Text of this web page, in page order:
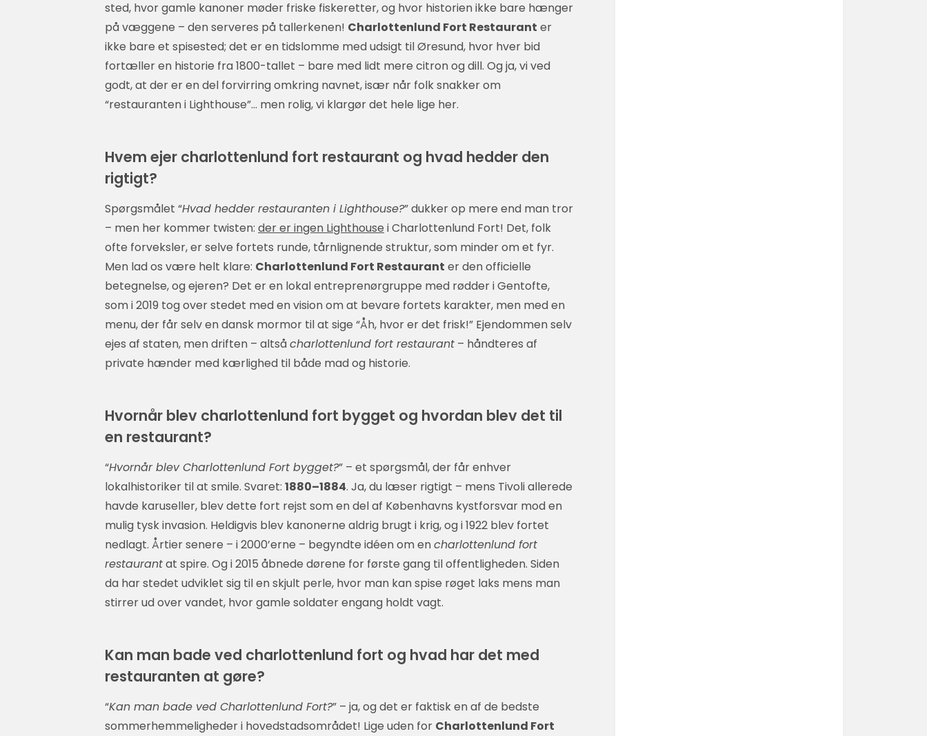
sted, hvor gamle kanoner møder friske fiskeretter, og hvor historien ikke bare hænger
på væggene – den serveres på tallerkenen! Charlottenlund Fort Restaurant er
ikke bare et spisested; det er en tidslomme med udsigt til Øresund, hvor hver bid
fortæller en historie fra 1800-tallet – bare med lidt mere citron og dill. Og ja, vi ved
godt, at der er en del forvirring omkring navnet, især når folk snakker om
“restauranten i Lighthouse”… men rolig, vi klargør det hele lige her.
Hvem ejer charlottenlund fort restaurant og hvad hedder den
rigtigt?
Spørgsmålet “Hvad hedder restauranten i Lighthouse?” dukker op mere end man tror
– men her kommer twisten: der er ingen Lighthouse i Charlottenlund Fort! Det, folk
ofte forveksler, er selve fortets runde, tårnlignende struktur, som minder om et fyr.
Men lad os være helt klare: Charlottenlund Fort Restaurant er den officielle
betegnelse, og ejeren? Det er en lokal entreprenørgruppe med rødder i Gentofte,
som i 2019 tog over stedet med en vision om at bevare fortets karakter, men med en
menu, der får selv en dansk mormor til at sige “Åh, hvor er det frisk!” Ejendommen selv
ejes af staten, men driften – altsåcharlottenlund fort restaurant – håndteres af
private hænder med kærlighed til både mad og historie.
Hvornår blev charlottenlund fort bygget og hvordan blev det til
en restaurant?
“Hvornår blev Charlottenlund Fort bygget?” – et spørgsmål, der får enhver
lokalhistoriker til at smile. Svaret: 1880–1884. Ja, du læser rigtigt – mens Tivoli allerede
havde karuseller, blev dette fort rejst som en del af Københavns kystforsvar mod en
mulig tysk invasion. Heldigvis blev kanonerne aldrig brugt i krig, og i 1922 blev fortet
nedlagt. Årtier senere – i 2000’erne – begyndte idéen om encharlottenlund fort
restaurantat spire. Og i 2015 åbnede dørene for første gang til offentligheden. Siden
da har stedet udviklet sig til en skjult perle, hvor man kan spise røget laks mens man
stirrer ud over vandet, hvor gamle soldater engang holdt vagt.
Kan man bade ved charlottenlund fort og hvad har det med
restauranten at gøre?
“Kan man bade ved Charlottenlund Fort?” – ja, og det er faktisk en af de bedste
sommerhemmeligheder i hovedstadsområdet! Lige uden for Charlottenlund Fort